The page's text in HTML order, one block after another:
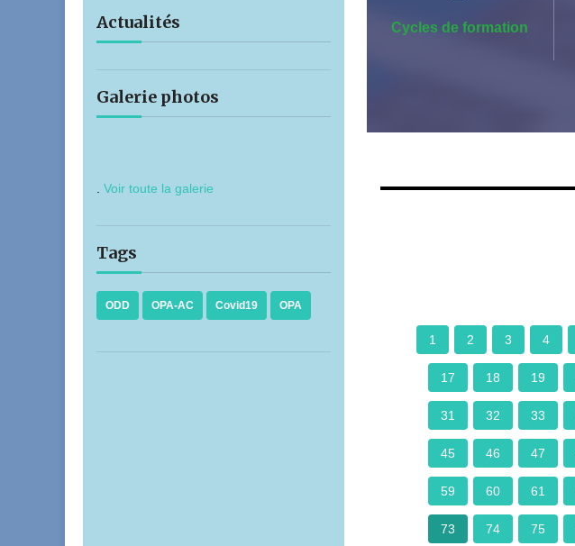
Actualités
Galerie photos
Voir toute la galerie
Tags
ODD OPA-AC Covid19 OPA
Cycles de formation
1
2 3 4
17 18 19
31 32 33
45 46 47
59 60 61
73 74 75